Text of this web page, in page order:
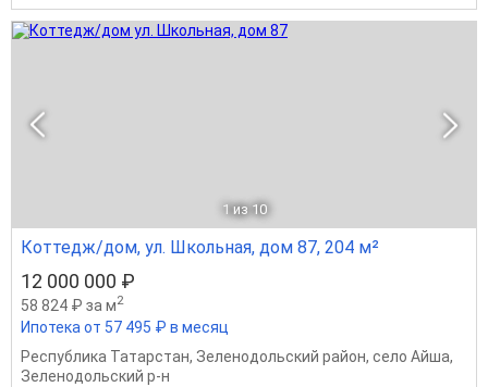
1 из 10
Коттедж/дом, ул. Школьная, дом 87, 204 м²
12 000 000 ₽
58 824 ₽ за м2
Ипотека от 57 495 ₽ в месяц
Республика Татарстан, Зеленодольский район, село Айша,
Зеленодольский р-н